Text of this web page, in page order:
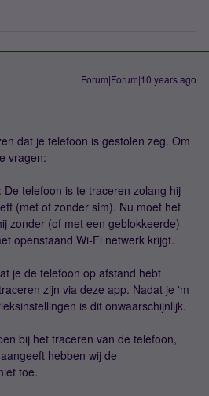
Forum|Forum|10 years ago
dat je telefoon is gestolen zeg. Om
vragen:
telefoon is te traceren zolang hij
(met of zonder sim). Nu moet het
zonder (of met een geblokkeerde)
openstaand Wi-Fi netwerk krijgt.
je de telefoon op afstand hebt
zijn via deze app. Nadat je 'm
is dit onwaarschijnlijk.
bij het traceren van de telefoon,
hebben wij de
toe.